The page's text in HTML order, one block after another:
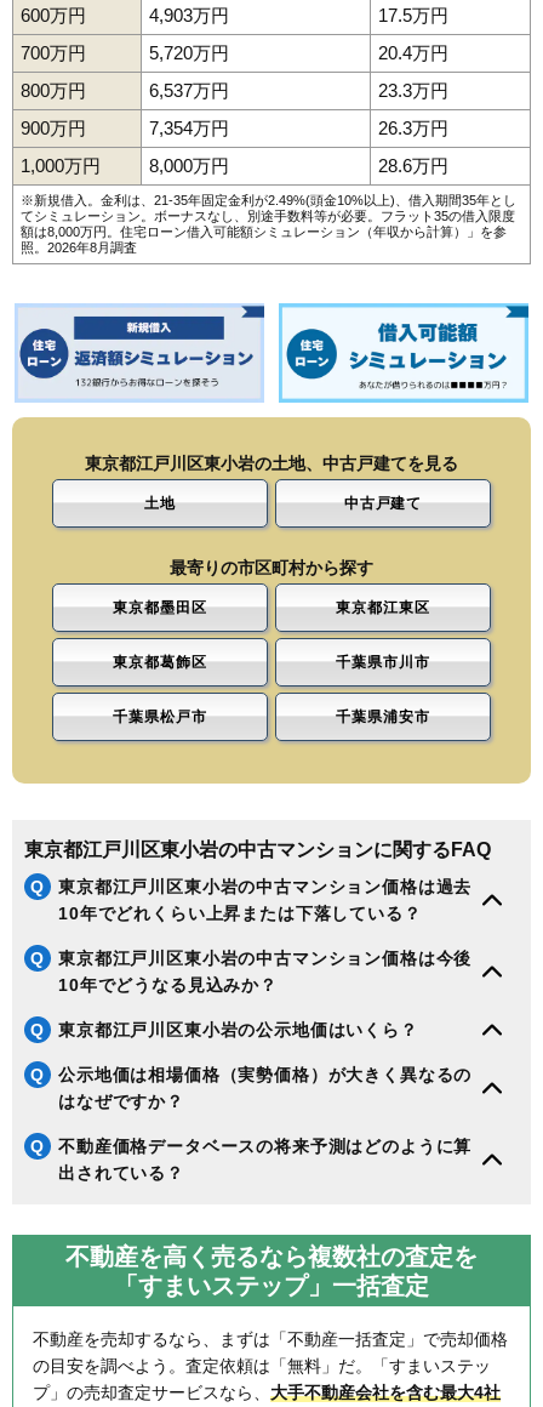
600万円
4,903万円
17.5万円
700万円
5,720万円
20.4万円
800万円
6,537万円
23.3万円
900万円
7,354万円
26.3万円
1,000万円
8,000万円 28.6万円
※新規借入。金利は、21-35年固定金利が2.49%(頭金10%以上)、借入期間35年とし
てシミュレーション。ボーナスなし、別途手数料等が必要。フラット35の借入限度
額は8,000万円。 住宅ローン借入可能額シミュレーション（年収から計算）
」を参
照。2026年8月調査
東京都江戸川区東小岩の土地、中古戸建てを見る
土地 中古戸建て
最寄りの市区町村から探す
東京都墨田区 東京都江東区
東京都葛飾区 千葉県市川市
千葉県松戸市 千葉県浦安市
東京都江戸川区東小岩の中古マンションに関するFAQ
Q
東京都江戸川区東小岩の中古マンション価格は過去
10年でどれくらい上昇または下落している？
Q
東京都江戸川区東小岩の中古マンション価格は今後
10年でどうなる見込みか？
Q 東京都江戸川区東小岩の公示地価はいくら？
Q
公示地価は相場価格（実勢価格）が大きく異なるの
はなぜですか？
Q
不動産価格データベースの将来予測はどのように算
出されている？
不動産を高く売るなら複数社の査定を
「すまいステップ」一括査定
不動産を売却するなら、まずは「不動産一括査定」で売却価格
の目安を調べよう。査定依頼は「無料」だ。「すまいステッ
プ」の売却査定サービスなら、 大手不動産会社を含む最大4社